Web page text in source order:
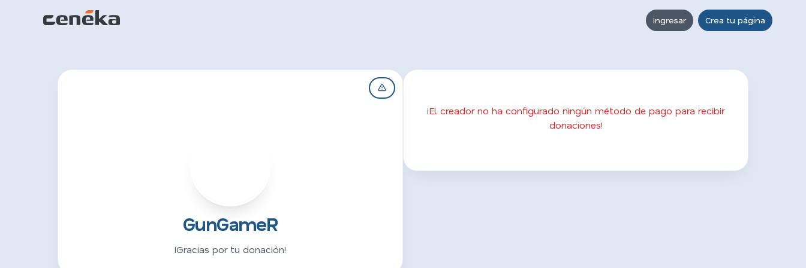
Ingresar Crea tu página
GunGameR
¡Gracias por tu donación!
¡El creador no ha configurado ningún método de pago para recibir
donaciones!